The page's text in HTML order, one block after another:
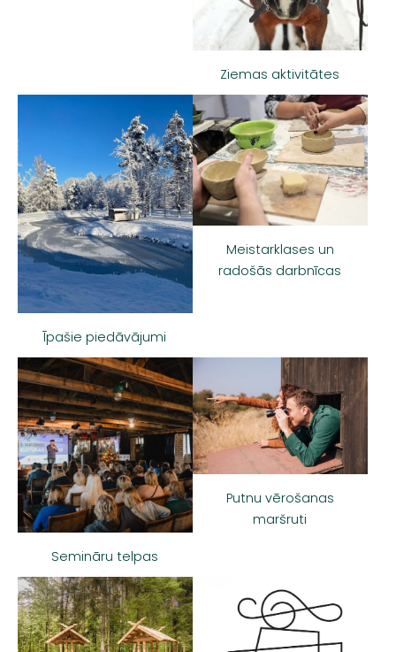
Ziemas aktivitātes
Īpašie piedāvājumi
Meistarklases un
radošās darbnīcas
Semināru telpas
Putnu vērošanas
maršruti